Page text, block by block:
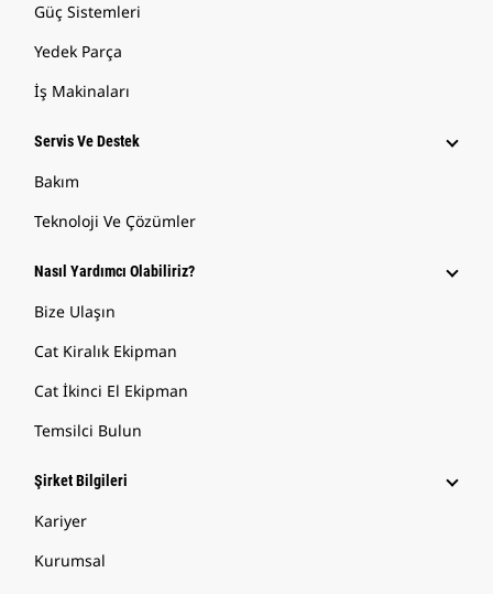
Güç Sistemleri
Yedek Parça
İş Makinaları
Servis Ve Destek
Bakım
Teknoloji Ve Çözümler
Nasıl Yardımcı Olabiliriz?
Bize Ulaşın
Cat Kiralık Ekipman
Cat İkinci El Ekipman
Temsilci Bulun
Şirket Bilgileri
Kariyer
Kurumsal